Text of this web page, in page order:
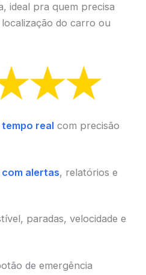
ideal pra quem precisa
do carro ou
realcom precisão
alertas, relatórios e
paradas, velocidade e
de emergência